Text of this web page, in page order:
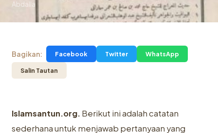
Bagikan: Facebook Twitter WhatsApp
Salin Tautan
Islamsantun.org. Berikut ini adalah catatan
sederhana untuk menjawab pertanyaan yang